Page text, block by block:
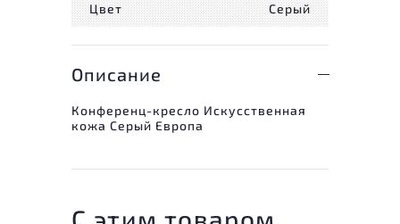
Цвет Серый
Описание
Конференц-кресло Искусственная
кожа Серый Европа